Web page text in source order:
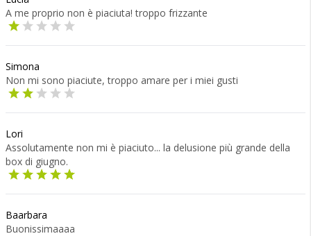
A me proprio non è piaciuta! troppo frizzante
Simona
Non mi sono piaciute, troppo amare per i miei gusti
Lori
Assolutamente non mi è piaciuto... la delusione più grande della
box di giugno.
Baarbara
Buonissimaaaa